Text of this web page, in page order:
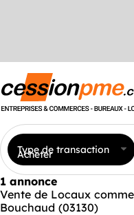
Type de transaction
Acheter
1 annonce
Vente de Locaux
Bouchaud (03130)